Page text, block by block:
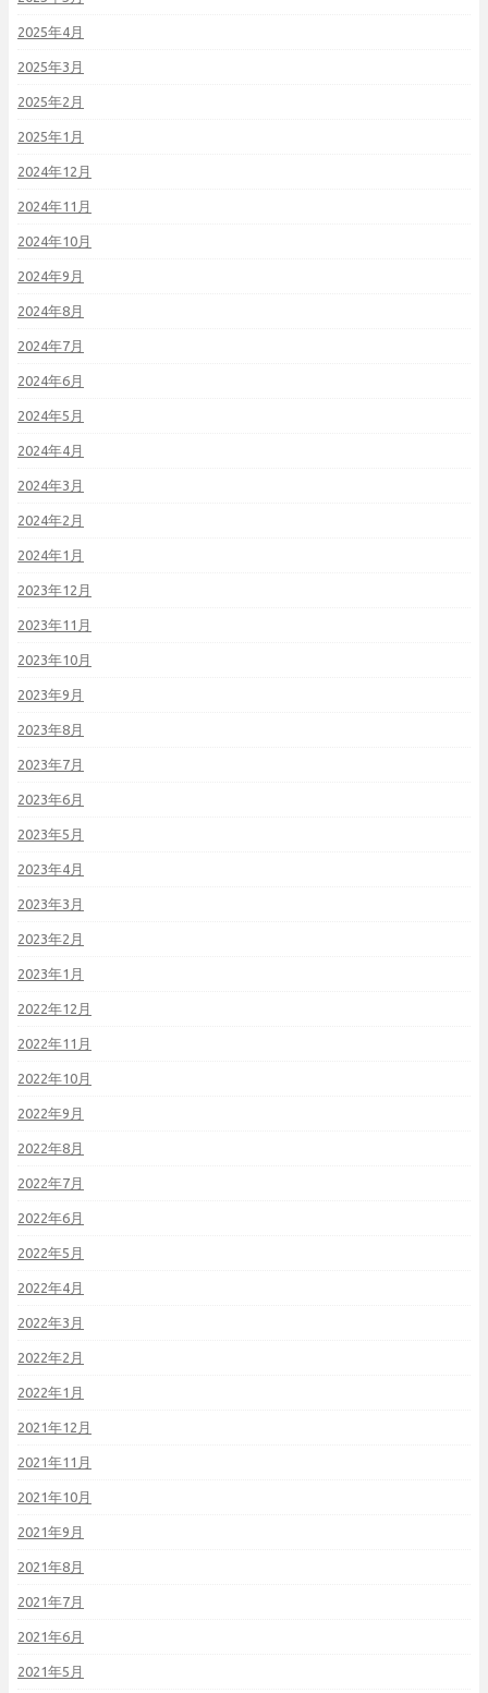
2025年4月
2025年3月
2025年2月
2025年1月
2024年12月
2024年11月
2024年10月
2024年9月
2024年8月
2024年7月
2024年6月
2024年5月
2024年4月
2024年3月
2024年2月
2024年1月
2023年12月
2023年11月
2023年10月
2023年9月
2023年8月
2023年7月
2023年6月
2023年5月
2023年4月
2023年3月
2023年2月
2023年1月
2022年12月
2022年11月
2022年10月
2022年9月
2022年8月
2022年7月
2022年6月
2022年5月
2022年4月
2022年3月
2022年2月
2022年1月
2021年12月
2021年11月
2021年10月
2021年9月
2021年8月
2021年7月
2021年6月
2021年5月